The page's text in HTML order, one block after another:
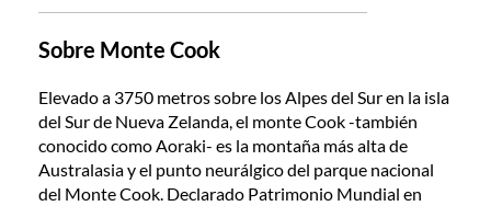
Sobre Monte Cook
Elevado a 3750 metros sobre los Alpes del Sur en la isla
del Sur de Nueva Zelanda, el monte Cook -también
conocido como Aoraki- es la montaña más alta de
Australasia y el punto neurálgico del parque nacional
del Monte Cook. Declarado Patrimonio Mundial en